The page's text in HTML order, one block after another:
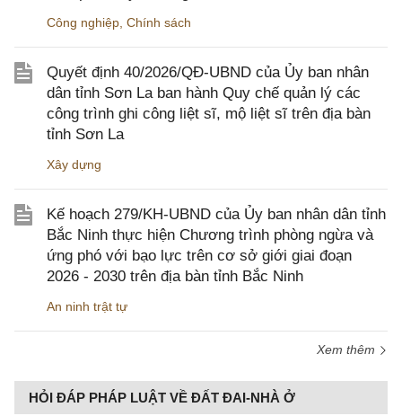
Công nghiệp Chính sách
Quyết định 40/2026/QĐ-UBND của Ủy ban nhân
dân tỉnh Sơn La ban hành Quy chế quản lý các
công trình ghi công liệt sĩ, mộ liệt sĩ trên địa bàn
tỉnh Sơn La
Xây dựng
Kế hoạch 279/KH-UBND của Ủy ban nhân dân tỉnh
Bắc Ninh thực hiện Chương trình phòng ngừa và
ứng phó với bạo lực trên cơ sở giới giai đoạn
2026 - 2030 trên địa bàn tỉnh Bắc Ninh
An ninh trật tự
Xem thêm
HỎI ĐÁP PHÁP LUẬT VỀ ĐẤT ĐAI-NHÀ Ở